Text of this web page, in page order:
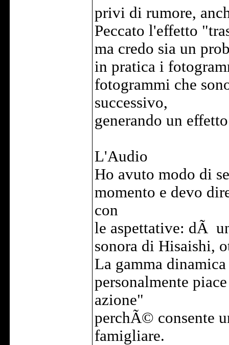
privi di rumore,
Peccato l'effetto
ma credo sia un
in pratica i
fotogrammi che
successivo,
generando un
L'Audio
Ho avuto modo di
momento e devo
con
le aspettative: dÃ
sonora di Hisaishi,
La gamma
personalmente
azione"
perchÃ© consente
famigliare.